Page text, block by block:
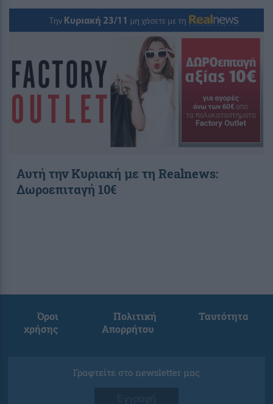
Αυτή την Κυριακή με τη Realnews:
Δωροεπιταγή 10€
Όροι
χρήσης
Πολιτική
Απορρήτου
Ταυτότητα
Γραφτείτε στο newsletter μας
Εγγραφή